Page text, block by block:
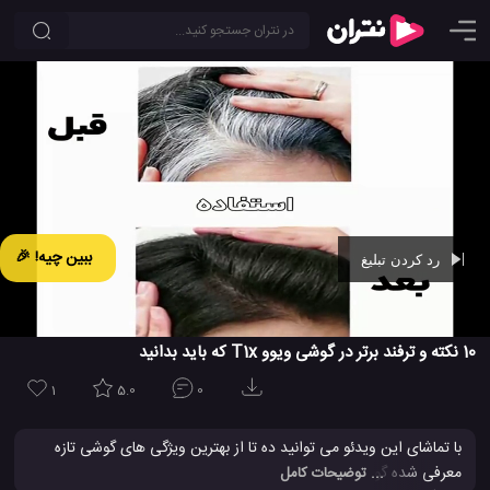
ببین چیه! 🎉
10 نکته و ترفند برتر در گوشی ویوو T1x که باید بدانید
1 5.0 0
با تماشای این ویدئو می توانید ده تا از بهترین ویژگی های گوشی تازه
... توضیحات کامل